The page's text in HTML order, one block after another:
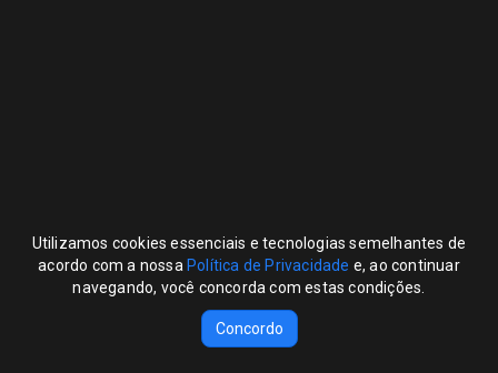
COMPLETA PlaySiga-nos:
Utilizamos cookies essenciais e tecnologias semelhantes de
acordo com a nossa Política de Privacidade e, ao continuar
navegando, você concorda com estas condições.
Concordo